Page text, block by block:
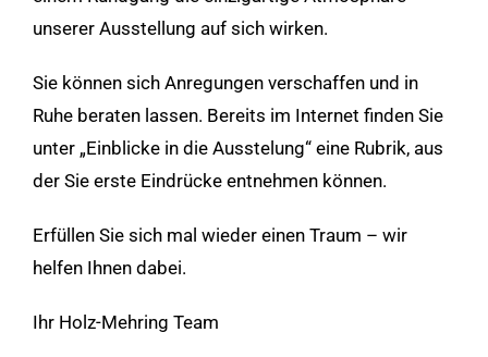
unserer Ausstellung auf sich wirken.
Sie können sich Anregungen verschaffen und in
Ruhe beraten lassen. Bereits im Internet finden Sie
unter „Einblicke in die Ausstelung“ eine Rubrik, aus
der Sie erste Eindrücke entnehmen können.
Erfüllen Sie sich mal wieder einen Traum – wir
helfen Ihnen dabei.
Ihr Holz-Mehring Team